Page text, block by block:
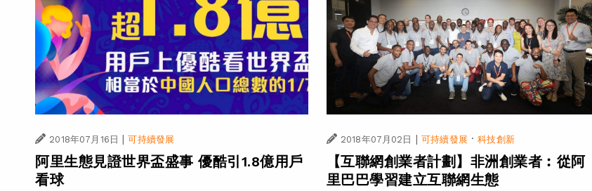
2018年07月16日 | 可持續發展
阿里生態見證世界盃盛事 優酷引1.8億用戶
看球
2018年07月02日 | 可持續發展 ·科技創新
【互聯網創業者計劃】非洲創業者︰從阿
里巴巴學習建立互聯網生態